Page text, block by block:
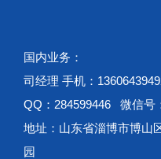
国内业务：
司经理 手机：
QQ：284599446 微信号
地址：山东省淄博市博山
园